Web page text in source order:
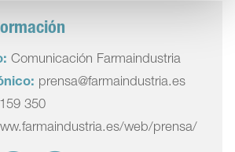
Comunicación Farmaindustria
prensa@farmaindustria.es
350
web/prensa/